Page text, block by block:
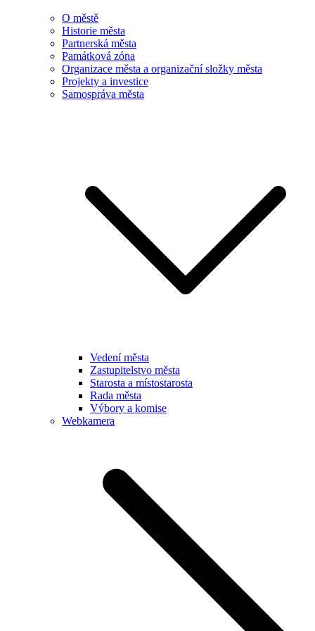
O městě
Historie města
Partnerská města
Památková zóna
Organizace města a organizační složky města
Projekty a investice
Samospráva města
Vedení města
Zastupitelstvo města
Starosta a místostarosta
Rada města
Výbory a komise
Webkamera